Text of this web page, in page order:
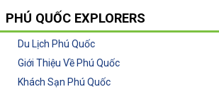
PHÚ QUỐC EXPLORERS
Du Lịch Phú Quốc
Giới Thiệu Về Phú Quốc
Khách Sạn Phú Quốc